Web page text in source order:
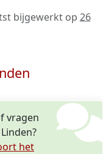
bijgewerkt op 26
vragen
het